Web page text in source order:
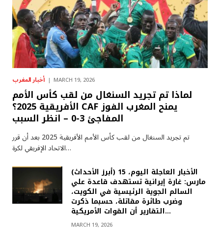
أخبار المغرب MARCH 19, 2026
لماذا تم تجريد السنغال من لقب كأس الأمم
الأفريقية 2025؟ CAF يمنح المغرب الفوز
المفاجئ 3-0 – انظر السبب
تم تجريد السنغال من لقب كأس الأمم الأفريقية 2025 بعد أن قرر
الاتحاد الإفريقي لكرة…
(أبرز الأحداث) الأخبار العاجلة اليوم، 15
مارس: غارة إيرانية تستهدف قاعدة علي
السالم الجوية الرئيسية في الكويت،
وضرب طائرة مقاتلة، حسبما ذكرت
التقارير أن القوات الأمريكية…
MARCH 19, 2026